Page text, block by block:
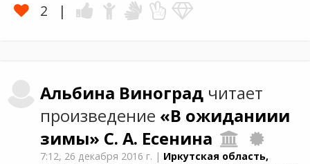
2
Альбина Виноград читает
произведение «В ожиданиии
зимы» С. А. Есенина
7:12, 26 декабря 2016 г. | Иркутская область,